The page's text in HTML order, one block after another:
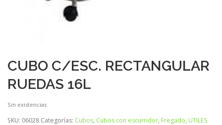
CUBO C/ESC. RECTANGULAR
RUEDAS 16L
Sin existencias
SKU: 06028 Categorías: Cubos, Cubos con escurridor, Fregado, UTILES